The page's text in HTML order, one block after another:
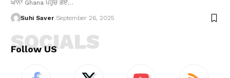
ਘਾਨਾ Ghana ਪਹੁੰਚ ਗਏ…
Suhi Saver September 26, 2025
Follow US
SOCIALS